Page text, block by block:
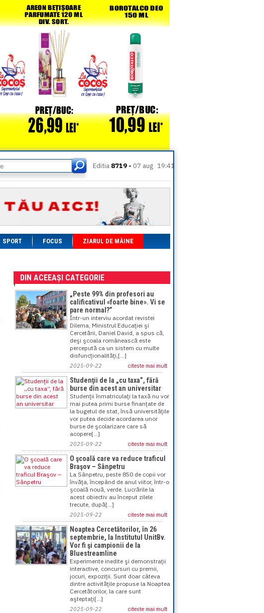
Editia 8719 - 07 aug 19:41
SPORT FOCUS ZIARUL DE MÂINE
DIN ACEEAȘI CATEGORIE
„Peste 99% din profesori au
calificativul «foarte bine». Vi se
pare normal?”
Într-un interviu acordat revistei
Dilema, Ministrul Educaţiei şi
Cercetării, Daniel David, a spus că,
deşi şcoala românească este
percepută ca un sistem cu multe
disfuncţionalităţi,[...]
2025-09-22 citeste mai mult
Studenţii de la „cu taxa”, fără
burse din acest an universitar
Studenţii înmatriculaţi la taxă nu vor
mai putea primi burse finanţate de
la bugetul de stat, însă universităţile
vor putea decide acordarea unor
burse de şcolarizare care să
acopere[...]
2025-09-22 citeste mai mult
O şcoală care va reduce traficul
Braşov – Sânpetru
La Sânpetru, peste 850 de copii vor
învăţa, începând de anul viitor, într-o
şcoală nouă, verde. Lucrările la
acest obiectiv au început zilele
trecute, după[...]
2025-09-22 citeste mai mult
Noaptea Cercetătorilor, în 26
septembrie, la Institutul UnitBv.
Vor fi şi campionii de la
Bluestreamline
Experimente inedite şi demonstraţii
interactive, concursuri cu premii,
jocuri, expoziţii. Sunt doar câteva
dintre activităţile propuse la Noaptea
Cercetătorilor, la care sunt
aşteptaţi[...]
2025-09-22 citeste mai mult